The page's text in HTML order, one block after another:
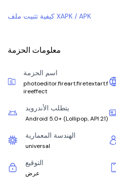
كيفية تثبيت ملف XAPK / APK
معلومات الحزمة
اسم الحزمة
photoeditor.fireart.firetextart.f
ireeffect
يتطلب الأندرويد
Android 5.0+ (Lollipop, API 21)
الهندسة المعمارية
universal
التوقيع
عرض